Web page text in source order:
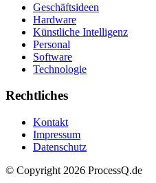
Geschäftsideen
Hardware
Künstliche Intelligenz
Personal
Software
Technologie
Rechtliches
Kontakt
Impressum
Datenschutz
© Copyright 2026 ProcessQ.de